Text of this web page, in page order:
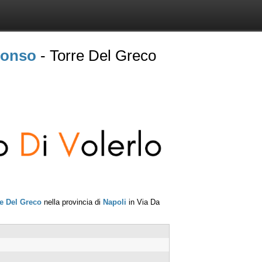
- Torre Del Greco
Del Greco nella provincia di Napoli in Via Da